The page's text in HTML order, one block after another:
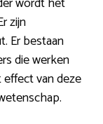
zijn
Er bestaan
die werken
van deze